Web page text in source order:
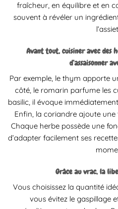
fraîcheur, en équilibre et en
souvent à révéler un
Avant tout, cuisiner avec des
d’assaisonner
Par exemple, le thym apporte
côté, le romarin parfume les
basilic, il évoque
Enfin, la coriandre ajoute
Chaque herbe possède une
d’adapter facilement ses
Grâce au vrac, la
Vous choisissez la quantité
vous évitez le gaspillage